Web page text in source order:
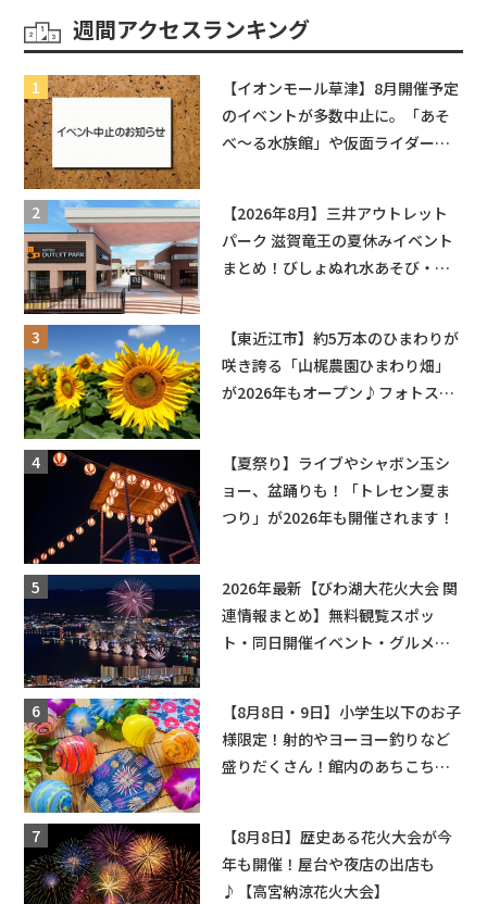
週間アクセスランキング
【イオンモール草津】8月開催予定
のイベントが多数中止に。「あそ
べ〜る水族館」や仮面ライダーシ
【2026年8月】三井アウトレット
パーク 滋賀竜王の夏休みイベント
まとめ！びしょぬれ水あそび・激
【東近江市】約5万本のひまわりが
咲き誇る「山梶農園ひまわり畑」
が2026年もオープン♪フォトスポ
【夏祭り】ライブやシャボン玉シ
ョー、盆踊りも！「トレセン夏ま
つり」が2026年も開催されます！
2026年最新【びわ湖大花火大会 関
連情報まとめ】無料観覧スポッ
ト・同日開催イベント・グルメマ
【8月8日・9日】小学生以下のお子
様限定！射的やヨーヨー釣りなど
盛りだくさん！館内のあちこちに
【8月8日】歴史ある花火大会が今
年も開催！屋台や夜店の出店も
♪【高宮納涼花火大会】